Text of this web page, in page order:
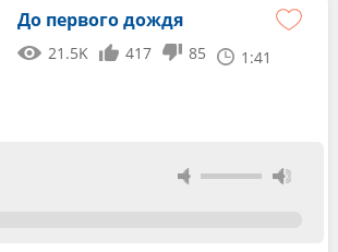
До первого дождя
21.5K 417 85 1:41